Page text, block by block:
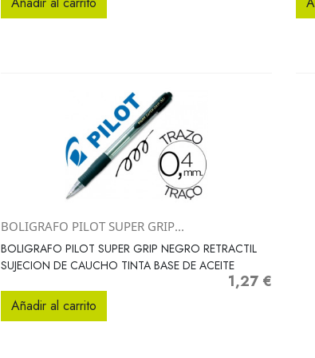
Vista rápida
BOLIGRAFO PILOT SUPER GRIP...
BOLIGRAFO PILOT SUPER GRIP NEGRO RETRACTIL
SUJECION DE CAUCHO TINTA BASE DE ACEITE
Precio
1,27 €
Añadir al carrito